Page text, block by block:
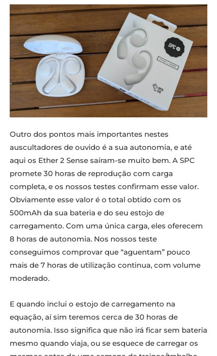
Outro dos pontos mais importantes nestes
auscultadores de ouvido é a sua autonomia, e até
aqui os Ether 2 Sense saíram-se muito bem. A SPC
promete 30 horas de reprodução com carga
completa, e os nossos testes confirmam esse valor.
Obviamente esse valor é o total obtido com os
500mAh da sua bateria e do seu estojo de
carregamento. Com uma única carga, eles oferecem
8 horas de autonomia. Nos nossos teste
conseguimos comprovar que “aguentam” pouco
mais de 7 horas de utilização continua, com volume
moderado.
E quando inclui o estojo de carregamento na
equação, aí sim teremos cerca de 30 horas de
autonomia. Isso significa que não irá ficar sem bateria
mesmo quando viaja, ou se esquece de carregar os